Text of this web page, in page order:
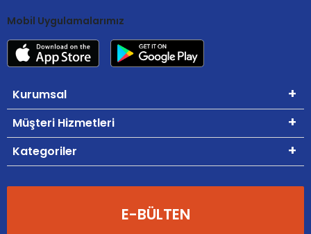
Mobil Uygulamalarımız
Kurumsal
Müşteri Hizmetleri
Kategoriler
E-BÜLTEN